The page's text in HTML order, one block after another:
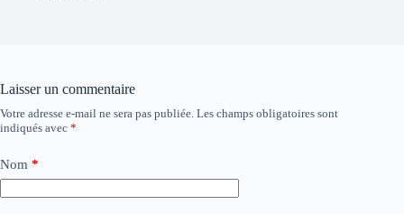
Laisser un commentaire
Votre adresse e-mail ne sera pas publiée. Les champs obligatoires sont
indiqués avec *
Nom *